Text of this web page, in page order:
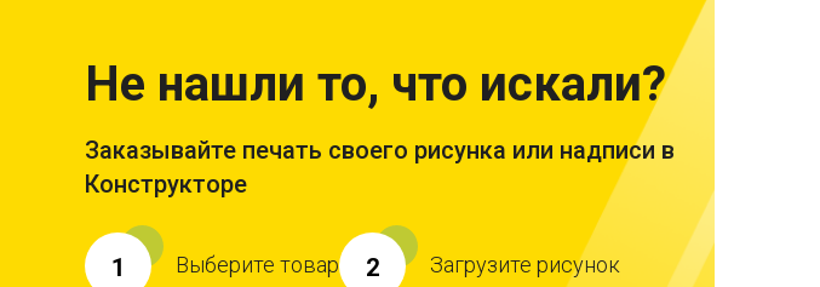
Не нашли то, что искали?
Заказывайте печать своего рисунка или надписи в
Конструкторе
1 Выберите товар 2 Загрузите рисунок